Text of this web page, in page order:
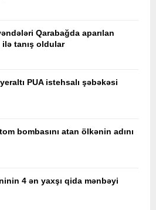
Qarabağda aparılan
tanış oldular
PUA istehsalı şəbəkəsi
bombasını atan ölkənin adını
4 ən yaxşı qida mənbəyi